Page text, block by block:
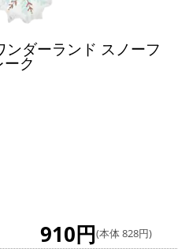
ダーランド スノーフ
ーク
910円(本体 828円)